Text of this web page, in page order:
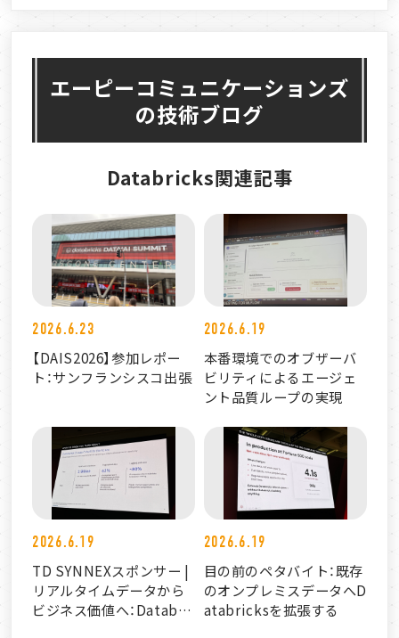
エーピーコミュニケーションズ
の技術ブログ
Databricks関連記事
2026.6.23
【DAIS2026】参加レポー
ト：サンフランシスコ出張
2026.6.19
本番環境でのオブザーバ
ビリティによるエージェ
ント品質ループの実現
2026.6.19
TD SYNNEXスポンサー |
リアルタイムデータから
ビジネス価値へ：Databri
2026.6.19
目の前のペタバイト：既存
のオンプレミスデータへD
atabricksを拡張する